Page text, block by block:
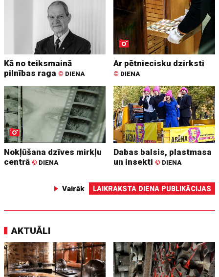
Kā no teiksmainā
pilnības raga © DIENA
Ar pētniecisku dzirksti
© DIENA
Nokļūšana dzīves mirkļu
centrā © DIENA
Dabas balsis, plastmasa
un insekti © DIENA
Vairāk LAIKRAKSTA DIENA PUBLIKĀCIJAS
AKTUĀLI